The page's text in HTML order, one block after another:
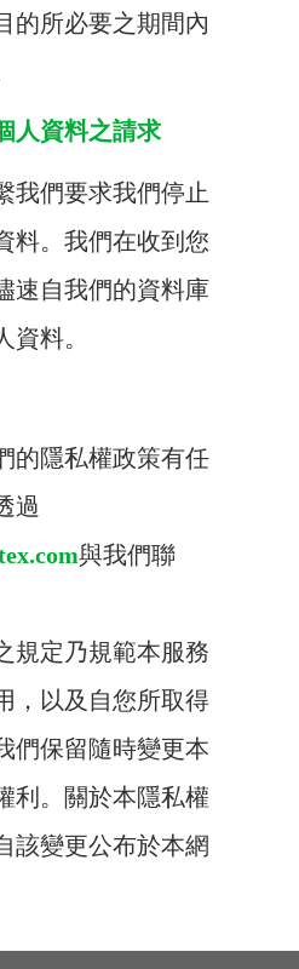
的所必要之期間內
人資料之請求
我們要求我們停止
料。我們在收到您
速自我們的資料庫
資料。
的隱私權政策有任
過
與我們聯
規定乃規範本服務
，以及自您所取得
們保留隨時變更本
利。關於本隱私權
該變更公布於本網